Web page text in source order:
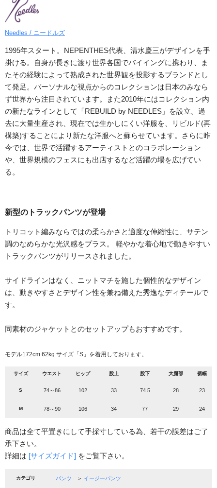
Needles / ニードルズ
1995年スタート。NEPENTHES代表、清水慶三がデザインを手
掛ける。自身が長きに渡り世界各国でバイイングに携わり、ま
たその経験によって熟成された世界観を投影するブランドとし
て発足。パーソナルな視点からのコレクションは日本のみなら
ず世界から注目されています。また2010年にはコレクション内
の新たなラインとして「REBUILD by NEEDLES」を設立。過
去に大量生産され、現在では生かしにくい洋服を、リビルド(再
構築)することにより新たな洋服へと蘇らせています。さらに昨
今では、世界で活躍するアーティストとのコラボレーション
や、世界規模のフェスにも出店するなど活躍の場を広げてい
る。
新型のトラックパンツが登場
トリコット編みならではの柔らかさと適度な伸縮性に、サテン
調のなめらかな光沢感をプラス。 軽やかな着心地で動きやすい
トラックパンツがリリースされました。
サイドラインはなく、ニットマチを施した個性的なデザイン
は、動きやすさとデザイン性を兼ね備えた秀逸なディテールで
す。
同素材のジャケットとのセットアップもおすすめです。
モデル172cm 62kg サイズ「S」を着用しております。
サイズ ウエスト ヒップ 股上 股下 大腿部 裾幅
S 74～86 102 33 74.5 28 23
M 78～90 106 34 77 29 24
商品は全て平置きにして手採寸している為、若干の誤差はご了
承下さい。
詳細は [サイズガイド] をご覧下さい。
カテゴリ パンツ ＞ イージーパンツ